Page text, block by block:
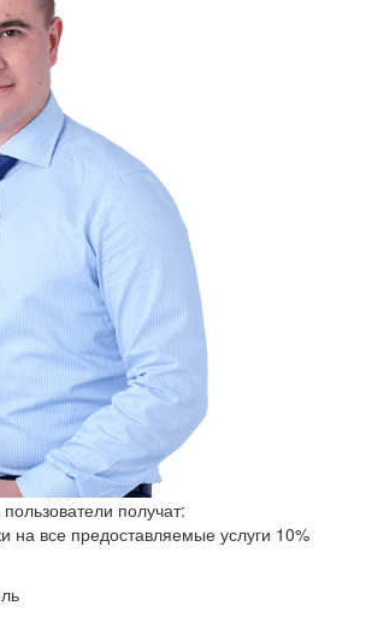
получат:
на все предоставляемые услуги 10%